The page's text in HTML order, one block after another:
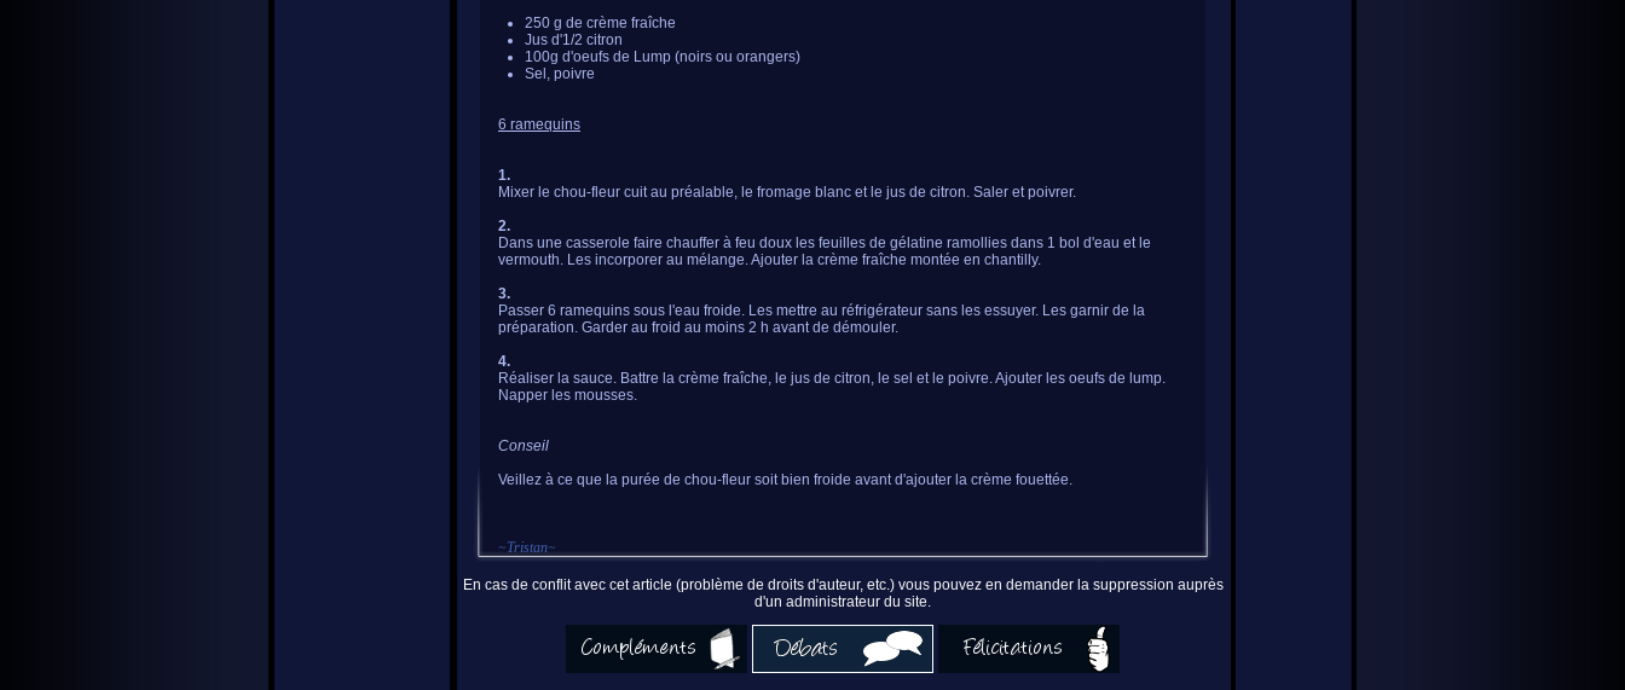
250 g de crème fraîche
Jus d'1/2 citron
100g d'oeufs de Lump (noirs ou orangers)
Sel, poivre
6 ramequins
1.
Mixer le chou-fleur cuit au préalable, le fromage blanc et le jus de citron. Saler et poivrer.
2.
Dans une casserole faire chauffer à feu doux les feuilles de gélatine ramollies dans 1 bol d'eau et le
vermouth. Les incorporer au mélange. Ajouter la crème fraîche montée en chantilly.
3.
Passer 6 ramequins sous l'eau froide. Les mettre au réfrigérateur sans les essuyer. Les garnir de la
préparation. Garder au froid au moins 2 h avant de démouler.
4.
Réaliser la sauce. Battre la crème fraîche, le jus de citron, le sel et le poivre. Ajouter les oeufs de lump.
Napper les mousses.
Conseil
Veillez à ce que la purée de chou-fleur soit bien froide avant d'ajouter la crème fouettée.
~Tristan~
En cas de conflit avec cet article (problème de droits d'auteur, etc.) vous pouvez en demander la suppression auprès
d'un administrateur du site.